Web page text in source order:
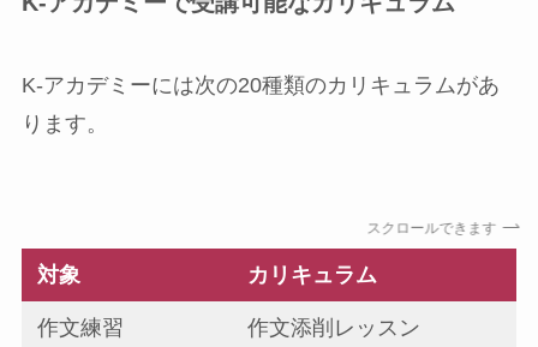
K-アカデミーには次の20種類のカリキュラムがあ
ります。
スクロールできます
対象 カリキュラム
作文練習
作文添削レッスン